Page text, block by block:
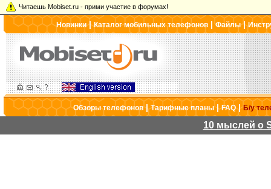
Читаешь Mobiset.ru - прими участие в форумах!
Новинки|Каталог мобильных телефонов |Файлы|
Обзоры телефонов|Тарифные планы|FAQ|Б/у
10 мыслей о